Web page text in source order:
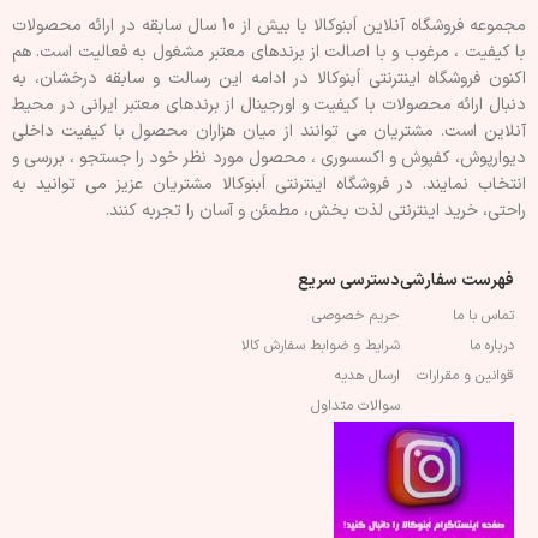
مجموعه فروشگاه آنلاین اَبنوکالا با بیش از 10 سال سابقه در ارائه محصولات
با کيفيت ، مرغوب و با اصالت از برندهای معتبر مشغول به فعاليت است. هم
اکنون فروشگاه اینترنتی اَبنوکالا در ادامه اين رسالت و سابقه درخشان، به
دنبال ارائه محصولات با کيفيت و اورجينال از برندهای معتبر ايرانی در محيط
آنلاين است. مشتريان می توانند از ميان هزاران محصول با کيفيت داخلی
دیوارپوش، کفپوش و اکسسوری ، محصول مورد نظر خود را جستجو ، بررسی و
انتخاب نمايند. در فروشگاه اینترنتی اَبنوکالا مشتريان عزیز می توانيد به
راحتی، خرید اینترنتی لذت بخش، مطمئن و آسان را تجربه کنند.
فهرست سفارشی
تماس با ما
درباره ما
قوانین و مقرارات
دسترسی سریع
حریم خصوصی
شرایط و ضوابط سفارش کالا
ارسال هدیه
سوالات متداول